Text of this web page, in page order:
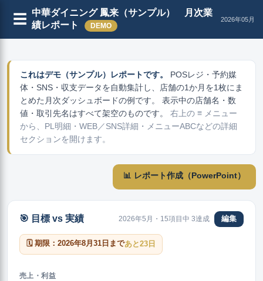
☰ 中華ダイニング 鳳来（サンプル） 月次業
績レポート
DEMO
2026年05月
これはデモ（サンプル）レポートです。
POSレジ・予約媒
体・SNS・収支データを自動集計し、店舗の1か月を1枚にま
とめた月次ダッシュボードの例です。 表示中の店舗名・数
値・取引先名はすべて架空のものです。 右上の ≡ メニュー
から、PL明細・WEB／SNS詳細・メニューABCなどの詳細
セクションを開けます。
📊 レポート作成（PowerPoint）
🎯 目標 vs 実績 2026年5月・15項目中 3達成 編集
🗓 期限：2026年8月31日まであと23日
売上・利益